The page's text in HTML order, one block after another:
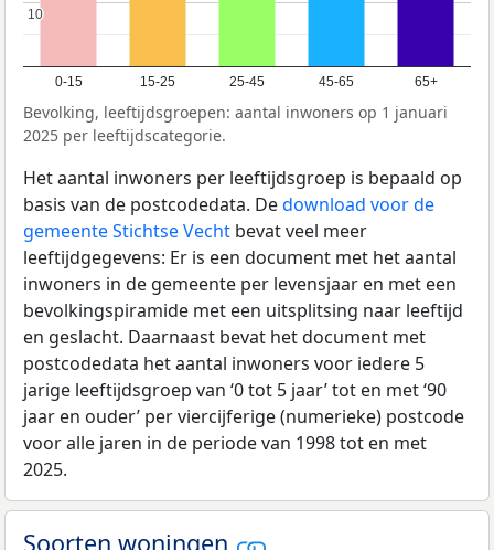
0-15 15-25 25-45 45-65 65+
10
10
Bevolking, leeftijdsgroepen: aantal inwoners op 1 januari
2025 per leeftijdscategorie.
Het aantal inwoners per leeftijdsgroep is bepaald op
basis van de postcodedata. Dedownload voor de
gemeente Stichtse Vecht bevat veel meer
leeftijdgegevens: Er is een document met het aantal
inwoners in de gemeente per levensjaar en met een
bevolkingspiramide met een uitsplitsing naar leeftijd
en geslacht. Daarnaast bevat het document met
postcodedata het aantal inwoners voor iedere 5
jarige leeftijdsgroep van ‘0 tot 5 jaar’ tot en met ‘90
jaar en ouder’ per viercijferige (numerieke) postcode
voor alle jaren in de periode van 1998 tot en met
2025.
Soorten woningen